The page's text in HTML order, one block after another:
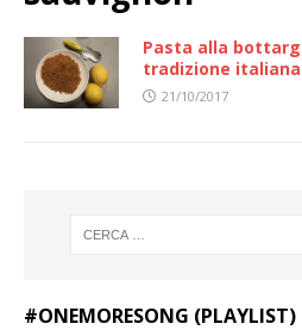
Pasta alla
tradizione
21/10/2017
#ONEMORESONG (PLAYLIST)